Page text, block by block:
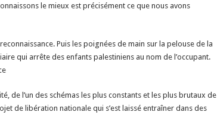
le mieux est précisément ce que nous avons
Puis les poignées de main sur la pelouse de la
qui arrête des enfants palestiniens au nom de l’occupant.
de l’un des schémas les plus constants et les plus brutaux de
de libération nationale qui s’est laissé entraîner dans des